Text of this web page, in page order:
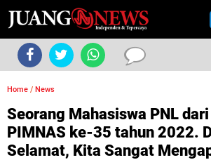
Home / News
Seorang Mahasiswa PNL
PIMNAS ke-35 tahun 2022.
Selamat, Kita Sangat